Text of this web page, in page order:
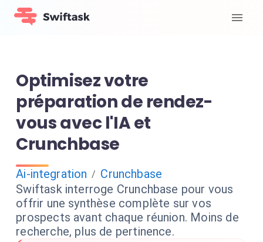
Optimisez votre
préparation de rendez-
vous avec l'IA et
Crunchbase
Ai-integration / Crunchbase
Swiftask interroge Crunchbase pour vous
offrir une synthèse complète sur vos
prospects avant chaque réunion. Moins de
recherche, plus de pertinence.